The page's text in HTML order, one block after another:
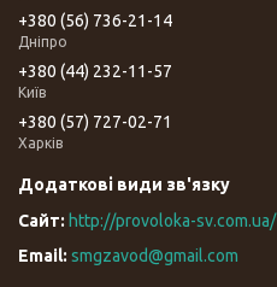
+380 (56) 736-21-14
Дніпро
+380 (44) 232-11-57
Київ
+380 (57) 727-02-71
Харків
http://provoloka-sv.com.ua/
smgzavod@gmail.com